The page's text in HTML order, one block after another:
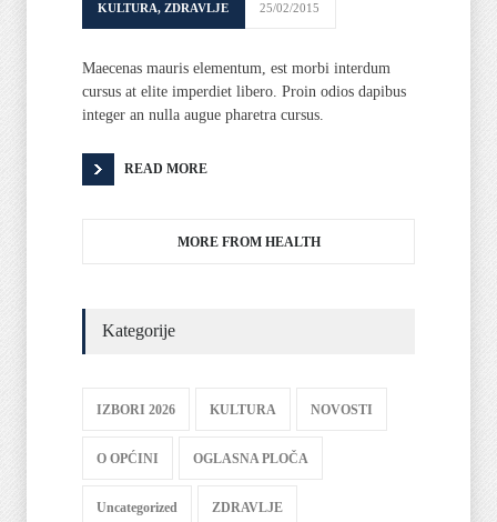
KULTURA, ZDRAVLJE 25/02/2015
Maecenas mauris elementum, est morbi interdum
cursus at elite imperdiet libero. Proin odios dapibus
integer an nulla augue pharetra cursus.
READ MORE
MORE FROM HEALTH
Kategorije
IZBORI 2026 KULTURA NOVOSTI
O OPĆINI OGLASNA PLOČA
Uncategorized ZDRAVLJE